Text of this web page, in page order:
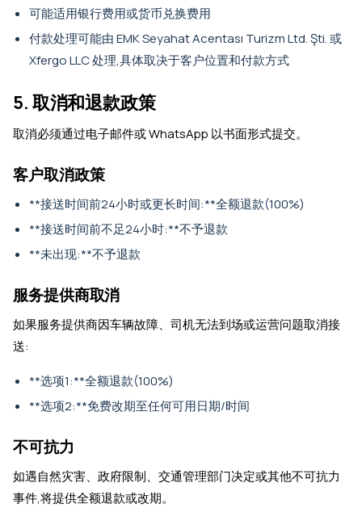
可能适用银行费用或货币兑换费用
付款处理可能由 EMK Seyahat Acentası Turizm Ltd. Şti. 或
Xfergo LLC 处理,具体取决于客户位置和付款方式
5. 取消和退款政策
取消必须通过电子邮件或 WhatsApp 以书面形式提交。
客户取消政策
**接送时间前24小时或更长时间:**全额退款(100%)
**接送时间前不足24小时:**不予退款
**未出现:**不予退款
服务提供商取消
如果服务提供商因车辆故障、司机无法到场或运营问题取消接
送:
**选项1:**全额退款(100%)
**选项2:**免费改期至任何可用日期/时间
不可抗力
如遇自然灾害、政府限制、交通管理部门决定或其他不可抗力
事件,将提供全额退款或改期。